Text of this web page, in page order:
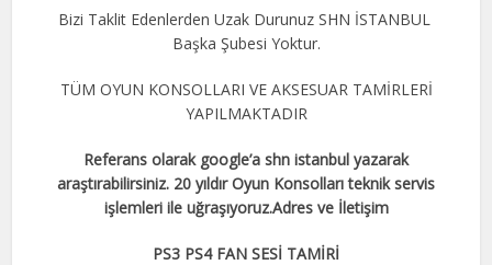
Bizi Taklit Edenlerden Uzak Durunuz SHN İSTANBUL
Başka Şubesi Yoktur.
TÜM OYUN KONSOLLARI VE AKSESUAR TAMİRLERİ
YAPILMAKTADIR
Referans olarak google’a shn istanbul yazarak
araştırabilirsiniz. 20 yıldır Oyun Konsolları teknik servis
işlemleri ile uğraşıyoruz.Adres ve İletişim
PS3 PS4 FAN SESİ TAMİRİ